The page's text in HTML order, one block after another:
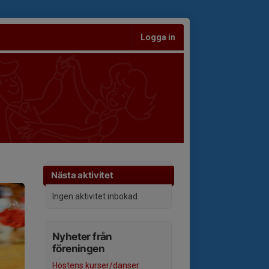
Logga in
Nästa aktivitet
Ingen aktivitet inbokad
Nyheter från
föreningen
Höstens kurser/danser